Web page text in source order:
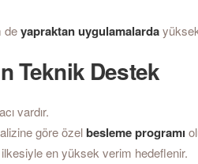
deyapraktan uygulamalarda
Teknik Destek
vardır.
göre özelbesleme programı
en yüksek verim hedeflenir.